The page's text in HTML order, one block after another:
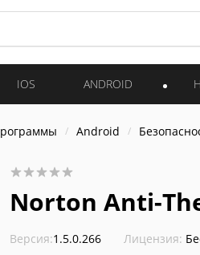
IOS ANDROID
Android
Norton Anti-
Версия:1.5.0.266 Лицензия: